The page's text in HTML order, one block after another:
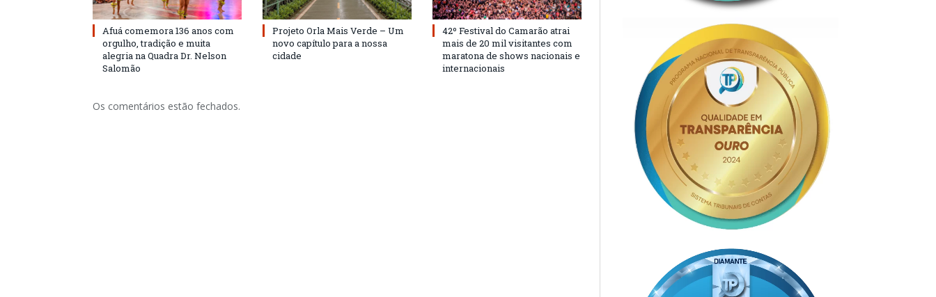
Afuá comemora 136 anos com
orgulho, tradição e muita
alegria na Quadra Dr. Nelson
Salomão
Projeto Orla Mais Verde – Um
novo capítulo para a nossa
cidade
42º Festival do Camarão atrai
mais de 20 mil visitantes com
maratona de shows nacionais e
internacionais
Os comentários estão fechados.